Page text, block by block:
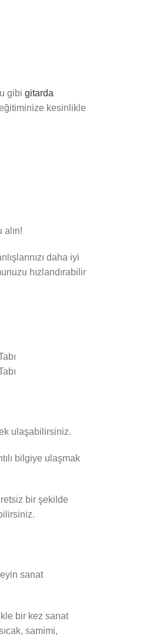
gibi gitarda
kesinlikle
alın!
daha iyi
hızlandırabilir
ulaşabilirsiniz.
bilgiye ulaşmak
bir şekilde
sanat
bir kez sanat
samimi,